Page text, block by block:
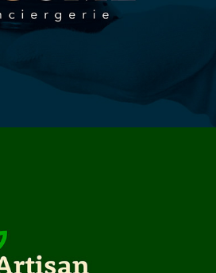
BIOULANGER